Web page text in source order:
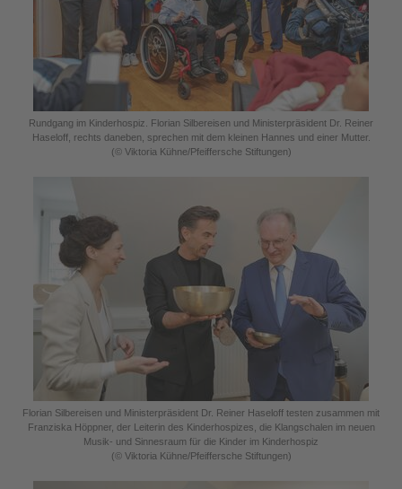
Rundgang im Kinderhospiz. Florian Silbereisen und Ministerpräsident Dr. Reiner
Haseloff, rechts daneben, sprechen mit dem kleinen Hannes und einer Mutter.
(© Viktoria Kühne/Pfeiffersche Stiftungen)
Florian Silbereisen und Ministerpräsident Dr. Reiner Haseloff testen zusammen mit
Franziska Höppner, der Leiterin des Kinderhospizes, die Klangschalen im neuen
Musik- und Sinnesraum für die Kinder im Kinderhospiz
(© Viktoria Kühne/Pfeiffersche Stiftungen)